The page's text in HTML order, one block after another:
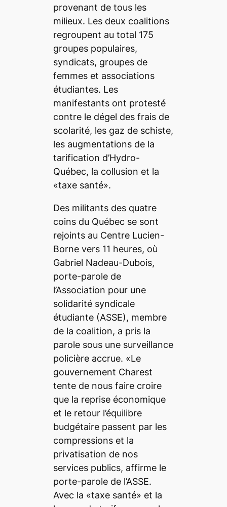
provenant de tous les
milieux. Les deux coalitions
regroupent au total 175
groupes populaires,
syndicats, groupes de
femmes et associations
étudiantes. Les
manifestants ont protesté
contre le dégel des frais de
scolarité, les gaz de schiste,
les augmentations de la
tarification d’Hydro-
Québec, la collusion et la
«taxe santé».
Des militants des quatre
coins du Québec se sont
rejoints au Centre Lucien-
Borne vers 11 heures, où
Gabriel Nadeau-Dubois,
porte-parole de
l’Association pour une
solidarité syndicale
étudiante (ASSE), membre
de la coalition, a pris la
parole sous une surveillance
policière accrue. «Le
gouvernement Charest
tente de nous faire croire
que la reprise économique
et le retour l’équilibre
budgétaire passent par les
compressions et la
privatisation de nos
services publics, affirme le
porte-parole de l’ASSE.
Avec la «taxe santé» et la